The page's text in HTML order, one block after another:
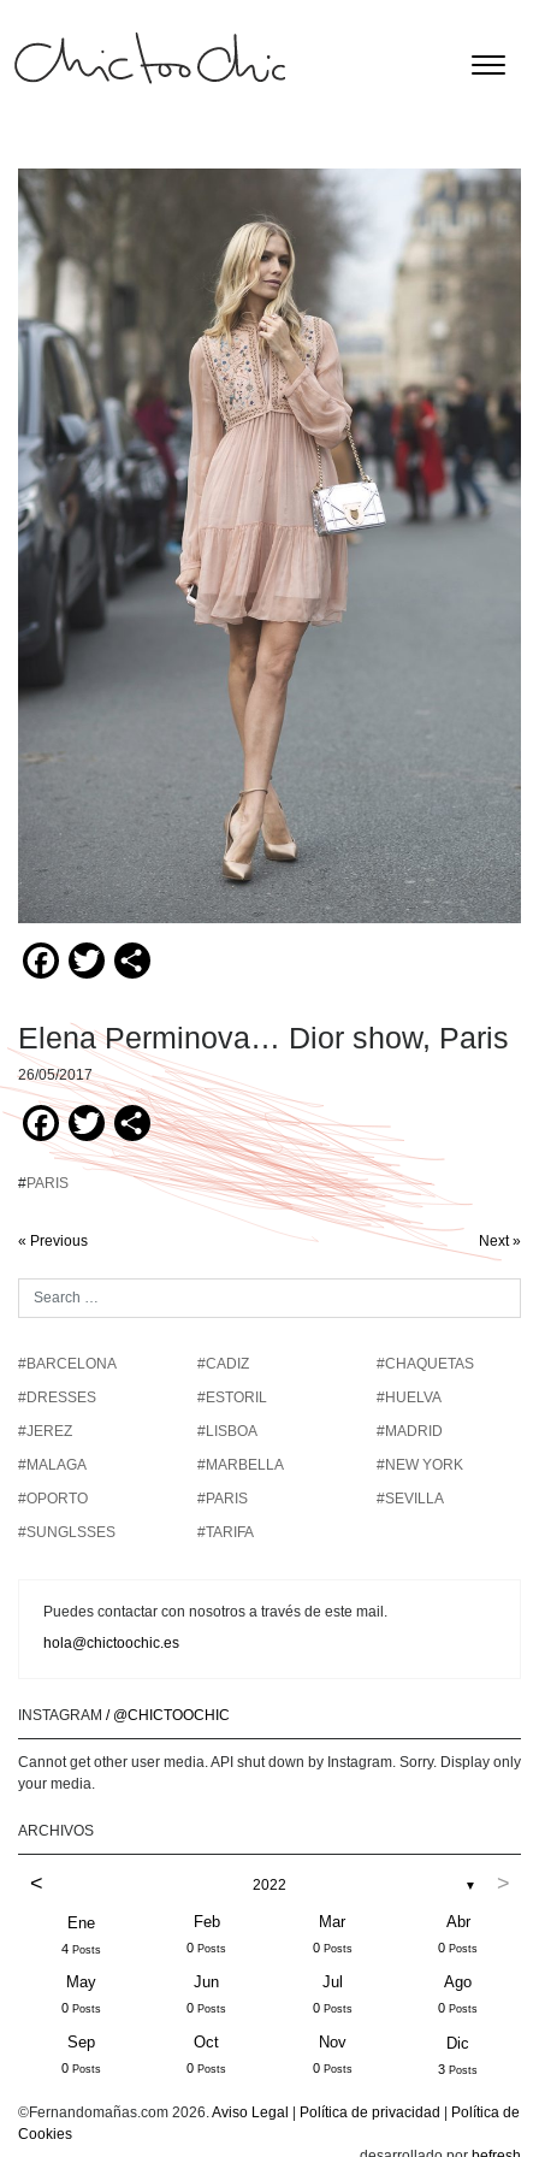
Facebook
Twitter
Elena Perminova… Dior show, Paris
26/05/2017
Facebook
TwitterCompartir
#PARIS
« Previous Next »
#BARCELONA #CADIZ
#CHAQUETAS
#DRESSES
#ESTORIL
#HUELVA
#JEREZ
#LISBOA
#MADRID
#MALAGA
#MARBELLA
#NEW YORK
#OPORTO
#PARIS
#SEVILLA
#SUNGLSSES
#TARIFA
Puedes contactar con nosotros a través de este mail.
hola@chictoochic.es
INSTAGRAM / @CHICTOOCHIC
Cannot get other user media. API shut down by Instagram. Sorry. Display only
your media.
ARCHIVOS
< 2022 ▼ >
Ene
4 Posts
Feb
0 Posts
Mar
0 Posts
Abr
0 Posts
May
0 Posts
Jun
0 Posts
Jul
0 Posts
Ago
0 Posts
Sep
0 Posts
Oct
0 Posts
Nov
0 Posts
Dic
3 Posts
©Fernandomañas.com 2026.Aviso Legal Política de privacidad
Política de
Cookies